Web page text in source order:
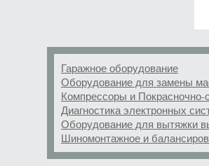
Гаражное оборудование
Оборудование для замены
Компрессоры и
Диагностика электронных
Оборудование для вытяжки
Шиномонтажное и